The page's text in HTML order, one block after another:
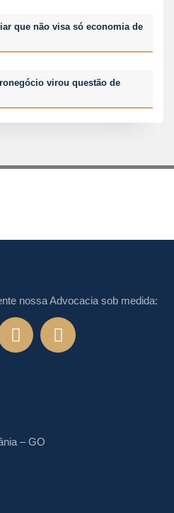
que não visa só economia de
virou questão de
nossa Advocacia sob medida:
– GO